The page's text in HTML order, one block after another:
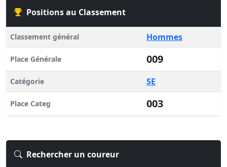
Positions au Classement
Classement général Hommes
Place Générale 009
Catégorie SE
Place Categ 003
Rechercher un coureur